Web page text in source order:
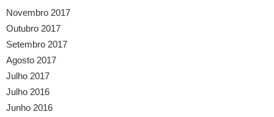
Novembro 2017
Outubro 2017
Setembro 2017
Agosto 2017
Julho 2017
Julho 2016
Junho 2016